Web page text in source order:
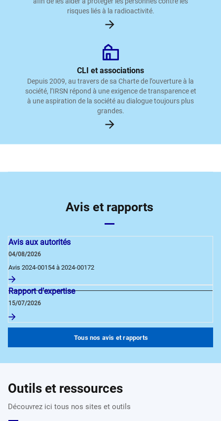
risques liés à la radioactivité.
CLI et associations
Depuis 2009, au travers de sa Charte de l’ouverture à la
société, l’IRSN répond à une exigence de transparence et
à une aspiration de la société au dialogue toujours plus
grandes.
Avis et rapports
Avis aux autorités
04/08/2026
Avis 2024-00154 à 2024-00172
Rapport d’expertise
15/07/2026
Tous nos avis et rapports
Outils et ressources
Découvrez ici tous nos sites et outils